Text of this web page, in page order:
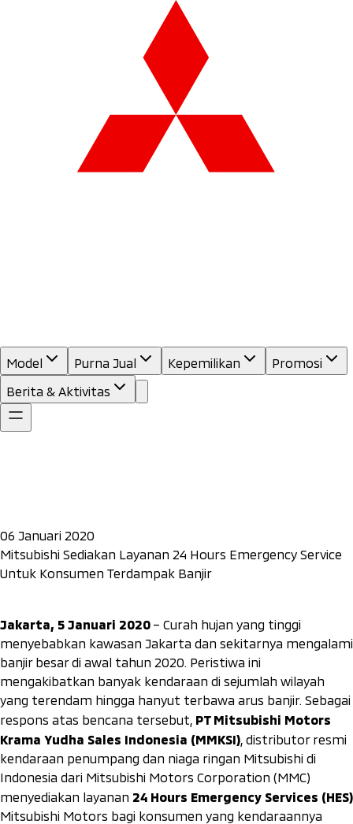
Model Purna Jual Kepemilikan
Promosi
Berita & Aktivitas
06 Januari 2020
Mitsubishi Sediakan Layanan 24 Hours Emergency Service
Untuk Konsumen Terdampak Banjir
Jakarta, 5 Januari 2020 – Curah hujan yang tinggi
menyebabkan kawasan Jakarta dan sekitarnya mengalami
banjir besar di awal tahun 2020. Peristiwa ini
mengakibatkan banyak kendaraan di sejumlah wilayah
yang terendam hingga hanyut terbawa arus banjir. Sebagai
respons atas bencana tersebut, PT Mitsubishi Motors
Krama Yudha Sales Indonesia (MMKSI) , distributor resmi
kendaraan penumpang dan niaga ringan Mitsubishi di
Indonesia dari Mitsubishi Motors Corporation (MMC)
menyediakan layanan 24 Hours Emergency Services (HES)
Mitsubishi Motors bagi konsumen yang kendaraannya